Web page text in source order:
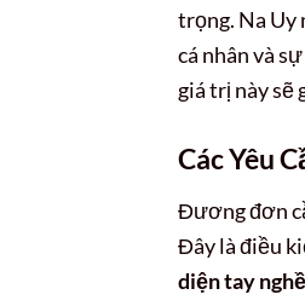
trọng. Na Uy
cá nhân và
giá trị này sẽ
Các Yêu
Đương đơn
Đây là điều
diện tay nghề